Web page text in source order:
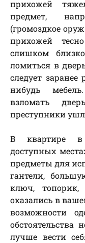
прихожей
предмет,
(громоздкое
прихожей
слишком
ломиться в
следует
нибудь
взломать
преступники
В квартире в
доступных
предметы для
гантели,
ключ,
оказались в
возможности
обстоятельства
лучше вести